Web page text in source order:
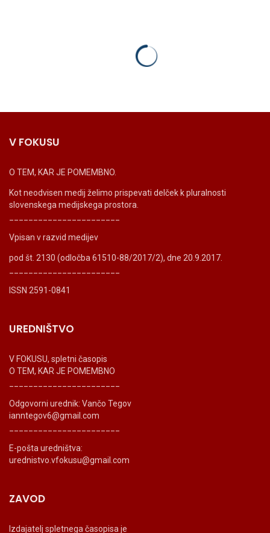
V FOKUSU
O TEM, KAR JE POMEMBNO.
Kot neodvisen medij želimo prispevati delček k pluralnosti
slovenskega medijskega prostora.
Vpisan v razvid medijev
pod št. 2130 (odločba 61510-88/2017/2), dne 20.9.2017.
ISSN 2591-0841
UREDNIŠTVO
V FOKUSU, spletni časopis
O TEM, KAR JE POMEMBNO
Odgovorni urednik: Vančo Tegov
ianntegov6@gmail.com
E-pošta uredništva:
urednistvo.vfokusu@gmail.com
ZAVOD
Izdajatelj spletnega časopisa je